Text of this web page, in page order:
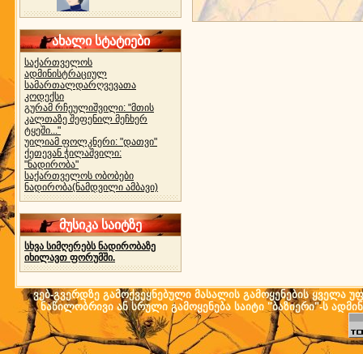
ახალი სტატიები
საქართველოს
ადმინისტრაციულ
სამართალდარღვევათა
კოდექსი
გურამ რჩეულიშვილი: "მთის
კალთაზე შეფენილ მეჩხერ
ტყეში..."
უილიამ ფოლკნერი: "დათვი"
ქეთევან ჭილაშვილი:
"ნადირობა"
საქართველოს ობობები
ნადირობა(ნამდვილი ამბავი)
მუსიკა საიტზე
სხვა სიმღერებს ნადირობაზე
იხილავთ ფორუმში.
ვებ-გვერდზე გამოქვეყნებული მასალის გამოყენების ყველა
ნაწილობრივი ან სრული გამოყენება საიტი "ბაზიერი"-ს